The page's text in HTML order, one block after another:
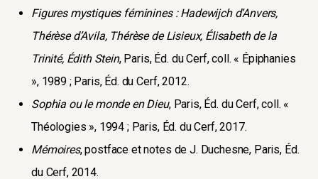
Figures mystiques féminines : Hadewijch d’Anvers,
Thérèse d’Avila, Thérèse de Lisieux, Élisabeth de la
Trinité, Édith Stein, Paris, Éd. du Cerf, coll. « Épiphanies
», 1989 ; Paris, Éd. du Cerf, 2012.
Sophia ou le monde en Dieu, Paris, Éd. du Cerf, coll. «
Théologies », 1994 ; Paris, Éd. du Cerf, 2017.
Mémoires, postface et notes de J. Duchesne, Paris, Éd.
du Cerf, 2014.